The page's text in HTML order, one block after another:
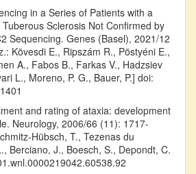
in a Series of Patients with a
Sclerosis Not Confirmed by
Sequencing. Genes (Basel), 2021/12
Kövesdi E., Ripszám R., Pöstyéni E.,
A., Fabos B., Farkas V., Hadzsiev
L., Moreno, P. G., Bauer, P.] doi:
and rating of ataxia: development
Neurology, 2006/66 (11): 1717-
Hübsch, T., Tezenas du
Berciano, J., Boesch, S., Depondt, C.